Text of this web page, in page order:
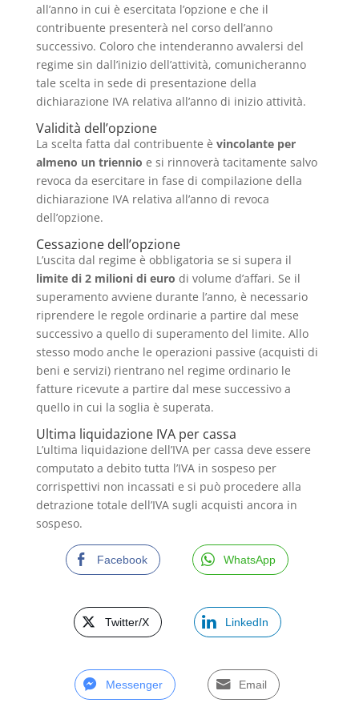
all’anno in cui è esercitata l’opzione e che il
contribuente presenterà nel corso dell’anno
successivo. Coloro che intenderanno avvalersi del
regime sin dall’inizio dell’attività, comunicheranno
tale scelta in sede di presentazione della
dichiarazione IVA relativa all’anno di inizio attività.
Validità dell’opzione
La scelta fatta dal contribuente è vincolante per
almeno un triennio e si rinnoverà tacitamente salvo
revoca da esercitare in fase di compilazione della
dichiarazione IVA relativa all’anno di revoca
dell’opzione.
Cessazione dell’opzione
L’uscita dal regime è obbligatoria se si supera il
limite di 2 milioni di euro di volume d’affari. Se il
superamento avviene durante l’anno, è necessario
riprendere le regole ordinarie a partire dal mese
successivo a quello di superamento del limite. Allo
stesso modo anche le operazioni passive (acquisti di
beni e servizi) rientrano nel regime ordinario le
fatture ricevute a partire dal mese successivo a
quello in cui la soglia è superata.
Ultima liquidazione IVA per cassa
L’ultima liquidazione dell’IVA per cassa deve essere
computato a debito tutta l’IVA in sospeso per
corrispettivi non incassati e si può procedere alla
detrazione totale dell’IVA sugli acquisti ancora in
sospeso.
Facebook WhatsApp
Twitter/X LinkedIn
Messenger Email